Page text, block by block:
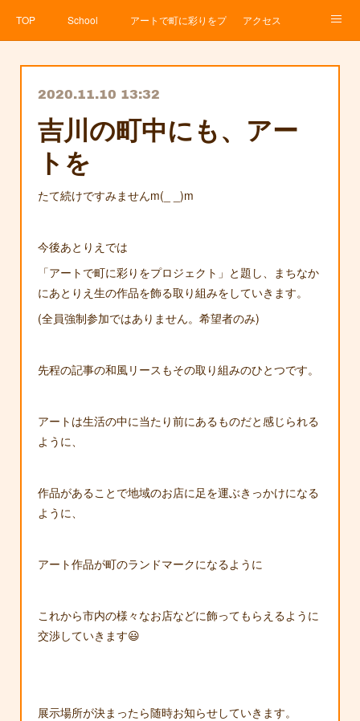
TOP School アートで町に彩りをプロジェクト
アクセス
2020.11.10 13:32
吉川の町中にも、アー
トを
たて続けですみませんm(_ _)m
今後あとりえでは
「アートで町に彩りをプロジェクト」と題し、まちなか
にあとりえ生の作品を飾る取り組みをしていきます。
(全員強制参加ではありません。希望者のみ)
先程の記事の和風リースもその取り組みのひとつです。
アートは生活の中に当たり前にあるものだと感じられる
ように、
作品があることで地域のお店に足を運ぶきっかけになる
ように、
アート作品が町のランドマークになるように
これから市内の様々なお店などに飾ってもらえるように
交渉していきます😃
展示場所が決まったら随時お知らせしていきます。